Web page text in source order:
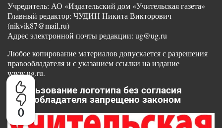
0
Учредитель: АО «Издательский дом «Учительская газета»
Главный редактор: ЧУДИН Никита Викторович
(nikvik87@mail.ru)
Адрес электронной почты редакции: ug@ug.ru
Любое копирование материалов допускается с разрешения
правообладателя и с указанием ссылки на издание
www.ug.ru.
Использование логотипа без согласия
правообладателя запрещено законом